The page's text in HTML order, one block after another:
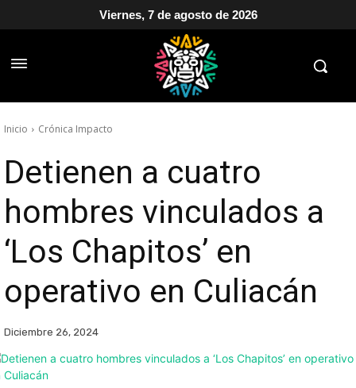
Viernes, 7 de agosto de 2026
Inicio Crónica Impacto
Detienen a cuatro
hombres vinculados a
‘Los Chapitos’ en
operativo en Culiacán
Diciembre 26, 2024